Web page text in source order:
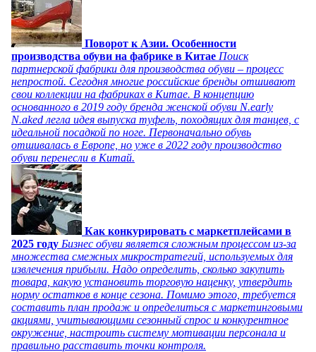
Поворот к Азии. Особенности
производства обуви на фабрике в Китае Поиск
партнерской фабрики для производства обуви – процесс
непростой. Сегодня многие российские бренды отшивают
свои коллекции на фабриках в Китае. В концепцию
основанного в 2019 году бренда женской обуви N.early
N.aked легла идея выпуска туфель, походящих для танцев, с
идеальной посадкой по ноге. Первоначально обувь
отшивалась в Европе, но уже в 2022 году производство
обуви перенесли в Китай.
Как конкурировать с маркетплейсами в
2025 году Бизнес обуви является сложным процессом из-за
множества смежных микростратегий, используемых для
извлечения прибыли. Надо определить, сколько закупить
товара, какую установить торговую наценку, утвердить
норму остатков в конце сезона. Помимо этого, требуется
составить план продаж и определиться с маркетинговыми
акциями, учитывающими сезонный спрос и конкурентное
окружение, настроить систему мотивации персонала и
правильно расставить точки контроля.